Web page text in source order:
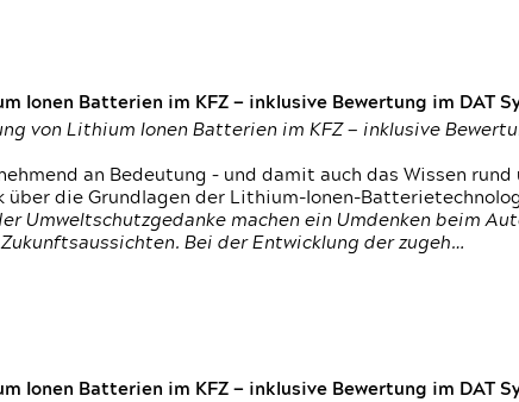
Ionen Batterien im KFZ — inklusive Bewertung im DAT
von Lithium Ionen Batterien im KFZ — inklusive
an Bedeutung – und damit auch das Wissen
über die Grundlagen der Lithium-Ionen-
Umweltschutzgedanke machen ein Umdenken beim
Bei der Entwicklung der zugeh…
Ionen Batterien im KFZ — inklusive Bewertung im DAT